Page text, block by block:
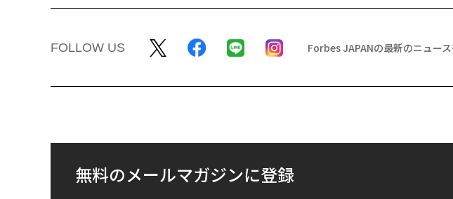
FOLLOW US Forbes JAPANの最新のニュー
無料のメールマガジンに登録